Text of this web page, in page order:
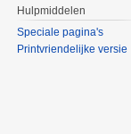
Hulpmiddelen
Speciale pagina's
Printvriendelijke versie